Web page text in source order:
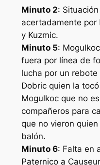
Minuto 2:
acertadamente por
y Kuzmic.
Minuto 5:
fuera por línea de
lucha por un
Dobric quien la
Mogulkoc que no
compañeros para
que no vieron
balón.
Minuto 6: Falta en
Paternico a